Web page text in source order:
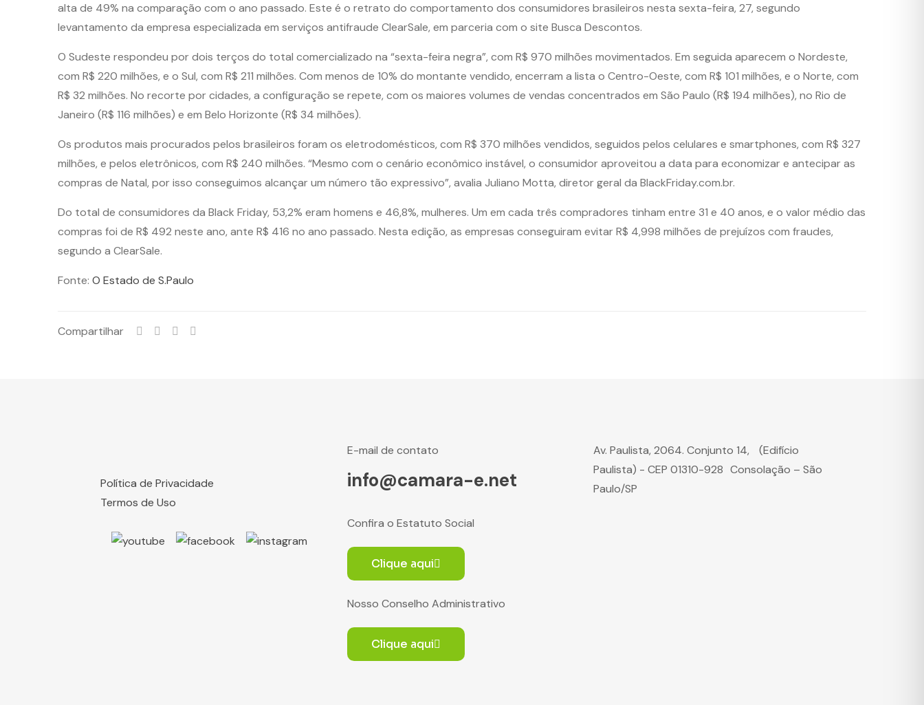
alta de 49% na comparação com o ano passado. Este é o retrato do comportamento dos consumidores brasileiros nesta sexta-feira, 27, segundo
levantamento da empresa especializada em serviços antifraude ClearSale, em parceria com o site Busca Descontos.
O Sudeste respondeu por dois terços do total comercializado na “sexta-feira negra”, com R$ 970 milhões movimentados. Em seguida aparecem o Nordeste,
com R$ 220 milhões, e o Sul, com R$ 211 milhões. Com menos de 10% do montante vendido, encerram a lista o Centro-Oeste, com R$ 101 milhões, e o Norte, com
R$ 32 milhões. No recorte por cidades, a configuração se repete, com os maiores volumes de vendas concentrados em São Paulo (R$ 194 milhões), no Rio de
Janeiro (R$ 116 milhões) e em Belo Horizonte (R$ 34 milhões).
Os produtos mais procurados pelos brasileiros foram os eletrodomésticos, com R$ 370 milhões vendidos, seguidos pelos celulares e smartphones, com R$ 327
milhões, e pelos eletrônicos, com R$ 240 milhões. “Mesmo com o cenário econômico instável, o consumidor aproveitou a data para economizar e antecipar as
compras de Natal, por isso conseguimos alcançar um número tão expressivo”, avalia Juliano Motta, diretor geral da BlackFriday.com.br.
Do total de consumidores da Black Friday, 53,2% eram homens e 46,8%, mulheres. Um em cada três compradores tinham entre 31 e 40 anos, e o valor médio das
compras foi de R$ 492 neste ano, ante R$ 416 no ano passado. Nesta edição, as empresas conseguiram evitar R$ 4,998 milhões de prejuízos com fraudes,
segundo a ClearSale.
Fonte: O Estado de S.Paulo
Compartilhar
Política de Privacidade
Termos de Uso
E-mail de contato
info@camara-e.net
Confira o Estatuto Social
Clique aqui
Nosso Conselho Administrativo
Clique aqui
Av. Paulista, 2064. Conjunto 14, (Edifício
Paulista) - CEP 01310-928 Consolação – São
Paulo/SP